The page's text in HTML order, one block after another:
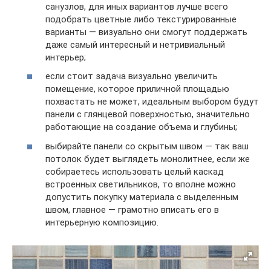
санузлов, для иных вариантов лучше всего
подобрать цветные либо текстурированные
варианты — визуально они смогут поддержать
даже самый интересный и нетривиальный
интерьер;
если стоит задача визуально увеличить
помещение, которое приличной площадью
похвастать не может, идеальным выбором будут
панели с глянцевой поверхностью, значительно
работающие на создание объема и глубины;
выбирайте панели со скрытым швом — так ваш
потолок будет выглядеть монолитнее, если же
собираетесь использовать целый каскад
встроенных светильников, то вполне можно
допустить покупку материала с выделенным
швом, главное — грамотно вписать его в
интерьерную композицию.